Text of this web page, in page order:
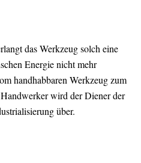
das Werkzeug solch eine
Energie nicht mehr
handhabbaren Werkzeug zum
wird der Diener der
über.